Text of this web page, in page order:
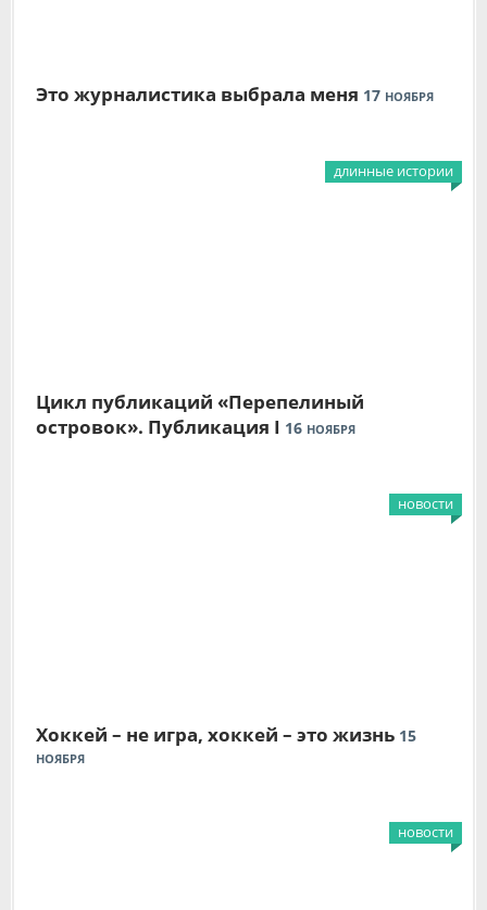
Это журналистика выбрала меня 17 НОЯБРЯ
длинные истории
Цикл публикаций «Перепелиный
островок». Публикация I 16 НОЯБРЯ
новости
Хоккей – не игра, хоккей – это жизнь 15
НОЯБРЯ
новости